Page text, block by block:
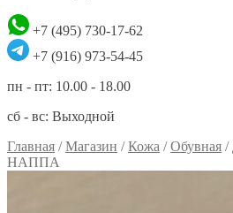
+7 (495) 730-17-62
+7 (916) 973-54-45
пн - пт: 10.00 - 18.00
сб - вс: Выходной
Главная /Магазин /Кожа /Обувная /
НАППА